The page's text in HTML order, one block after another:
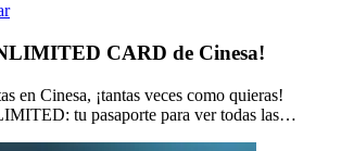
CARD de Cinesa!
en Cinesa, ¡tantas veces como quieras!
tu pasaporte para ver todas las…